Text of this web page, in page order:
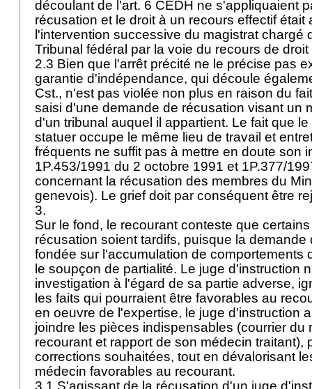
découlant de l'art. 6 CEDH ne s'appliquaient
récusation et le droit à un recours effectif était
l'intervention successive du magistrat chargé
Tribunal fédéral par la voie du recours de
2.3 Bien que l'arrêt précité ne le précise pas
garantie d'indépendance, qui découle
Cst., n'est pas violée non plus en raison du
saisi d'une demande de récusation visant un
d'un tribunal auquel il appartient. Le fait que
statuer occupe le même lieu de travail et
fréquents ne suffit pas à mettre en doute son
1P.453/1991 du 2 octobre 1991 et 1P.377/
concernant la récusation des membres du
genevois). Le grief doit par conséquent être
3.
Sur le fond, le recourant conteste que
récusation soient tardifs, puisque la demande
fondée sur l'accumulation de comportements
le soupçon de partialité. Le juge d'instruction
investigation à l'égard de sa partie adverse,
les faits qui pourraient être favorables au
en oeuvre de l'expertise, le juge d'instruction
joindre les pièces indispensables (courrier du
recourant et rapport de son médecin traitant),
corrections souhaitées, tout en dévalorisant
médecin favorables au recourant.
3.1 S'agissant de la récusation d'un juge